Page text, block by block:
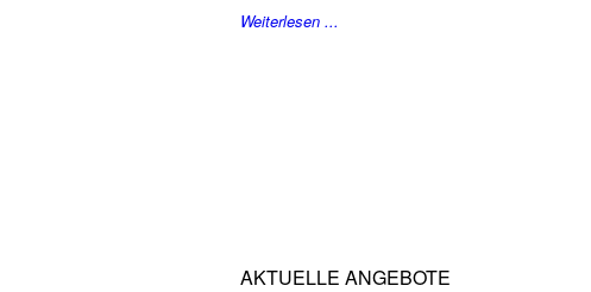
Weiterlesen ...
AKTUELLE ANGEBOTE